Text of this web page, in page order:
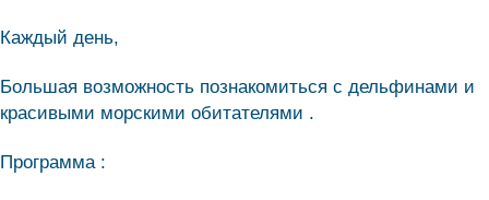
Каждый день,
Большая возможность познакомиться с дельфинами и
красивыми морскими обитателями .
Программа :